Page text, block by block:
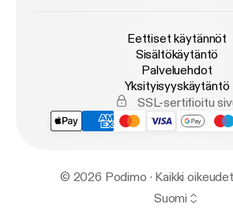
Eettiset käytännöt
Sisältökäytäntö
Palveluehdot
Yksityisyyskäytäntö
SSL-sertifioitu
© 2026 Podimo · Kaikki
Suomi